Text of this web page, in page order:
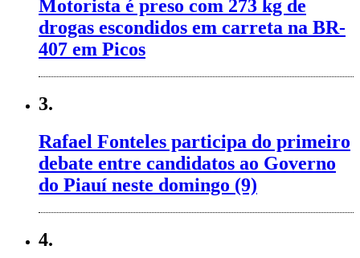
Motorista é preso com 273 kg de
drogas escondidos em carreta na BR-
407 em Picos
3.
Rafael Fonteles participa do primeiro
debate entre candidatos ao Governo
do Piauí neste domingo (9)
4.